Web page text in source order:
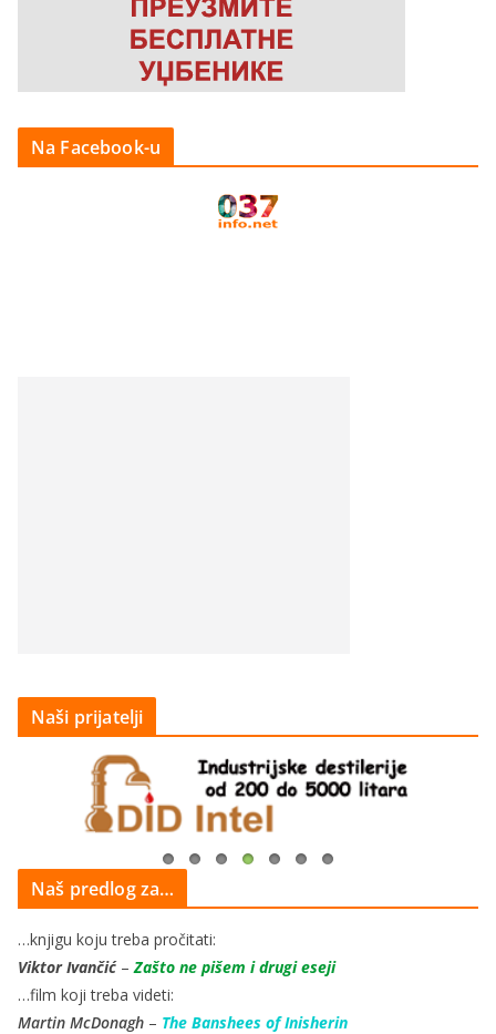
Na Facebook-u
Naši prijatelji
Naš predlog za…
…knjigu koju treba pročitati:
Viktor Ivančić–Zašto ne pišem i drugi eseji
…film koji treba videti:
Martin McDonagh – The Banshees of Inisherin